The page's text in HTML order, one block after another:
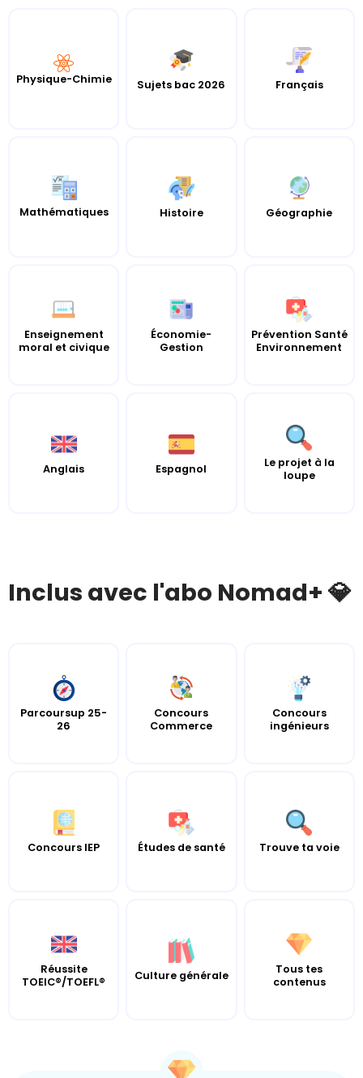
Physique-Chimie Sujets bac 2026 Français
Mathématiques Histoire Géographie
Enseignement
moral et civique
Économie-
Gestion
Prévention Santé
Environnement
Anglais Espagnol
Le projet à la
loupe
Inclus avec l'abo Nomad+ 💎
Parcoursup 25-
26
Concours
Commerce
Concours
ingénieurs
Concours IEP Études de santé Trouve ta voie
Réussite
TOEIC®/TOEFL®
Culture générale
Tous tes
contenus